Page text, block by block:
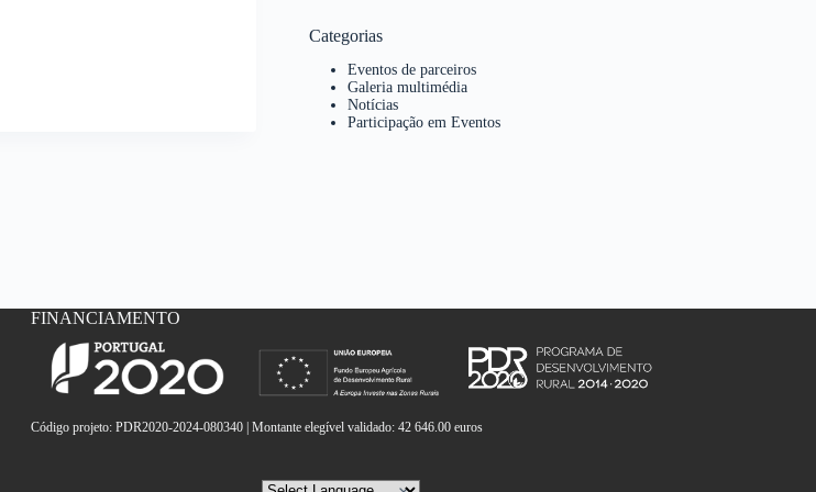
Categorias
Eventos de parceiros
Galeria multimédia
Notícias
Participação em Eventos
FINANCIAMENTO
Código projeto: PDR2020-2024-080340 | Montante elegível validado: 42 646.00 euros